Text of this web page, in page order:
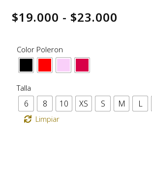
$19.000 - $23.000
Color Poleron
Talla
6 8 10 XS S M L
Limpiar